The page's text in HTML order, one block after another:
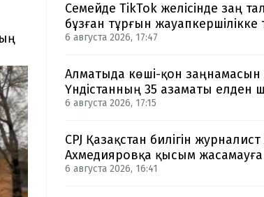
Семейде TikTok желісінде заң
бұзған тұрғын
6 августа 2026, 17:47
Алматыда көші-қон заңнамасын
Үндістанның 35 азаматы елден
6 августа 2026, 17:15
CPJ Қазақстан билігін
Ахмедияровқа қысым
6 августа 2026, 16:41